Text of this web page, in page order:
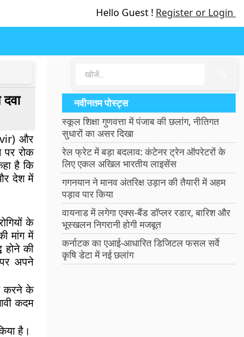
Hello Guest ! Register or Login
और
पर रोक
है कि
देश में
के
मांग में
होने की
अपने
करने के
कदम
है।
नवीनतम पोस्ट्स
स्कूल शिक्षा गुणवत्ता में पंजाब की छलांग, नीतिगत
सुधारों का असर दिखा
रेल फ्रेट में बड़ा बदलाव: कंटेनर ट्रेन ऑपरेटरों के
लिए एकल अखिल भारतीय लाइसेंस
गगनयान ने मानव अंतरिक्ष उड़ान की तैयारी में अहम
पड़ाव पार किया
वायनाड में लगेगा एक्स-बैंड डॉप्लर रडार, बारिश और
भूस्खलन निगरानी होगी मजबूत
कर्नाटक का एआई-आधारित डिजिटल फसल सर्वे
कृषि डेटा में नई छलांग